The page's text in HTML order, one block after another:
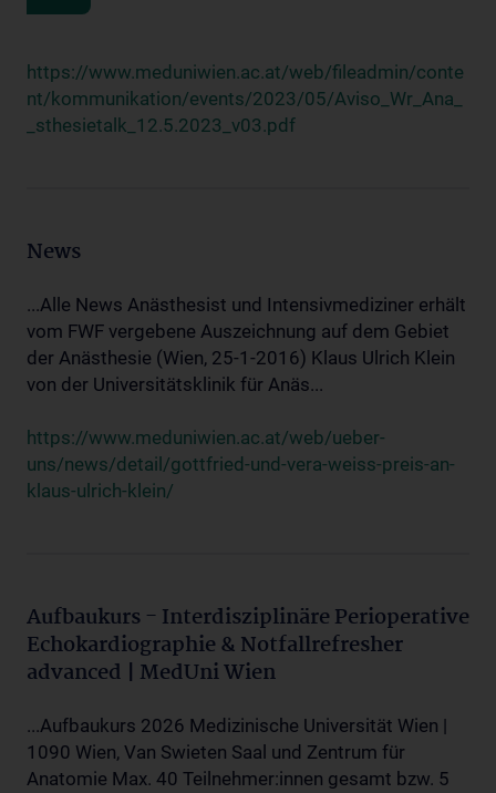
https://www.meduniwien.ac.at/web/fileadmin/conte
nt/kommunikation/events/2023/05/Aviso_Wr_Ana_
_sthesietalk_12.5.2023_v03.pdf
News
...Alle News Anästhesist und Intensivmediziner erhält
vom FWF vergebene Auszeichnung auf dem Gebiet
der Anästhesie (Wien, 25-1-2016) Klaus Ulrich Klein
von der Universitätsklinik für Anäs...
https://www.meduniwien.ac.at/web/ueber-
uns/news/detail/gottfried-und-vera-weiss-preis-an-
klaus-ulrich-klein/
Aufbaukurs - Interdisziplinäre Perioperative
Echokardiographie & Notfallrefresher
advanced | MedUni Wien
...Aufbaukurs 2026 Medizinische Universität Wien |
1090 Wien, Van Swieten Saal und Zentrum für
Anatomie Max. 40 Teilnehmer:innen gesamt bzw. 5